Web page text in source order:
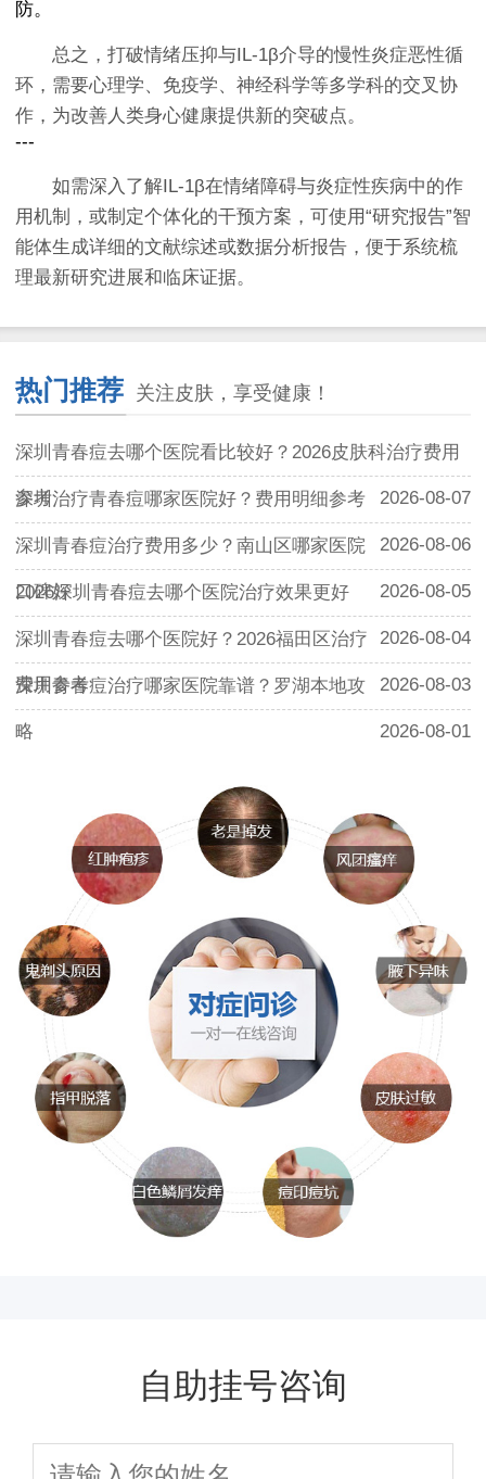
防。
总之，打破情绪压抑与IL-1β介导的慢性炎症恶性循
环，需要心理学、免疫学、神经科学等多学科的交叉协
作，为改善人类身心健康提供新的突破点。
---
如需深入了解IL-1β在情绪障碍与炎症性疾病中的作
用机制，或制定个体化的干预方案，可使用“研究报告”智
能体生成详细的文献综述或数据分析报告，便于系统梳
理最新研究进展和临床证据。
热门推荐 关注皮肤，享受健康！
深圳青春痘去哪个医院看比较好？2026皮肤科治疗费用
参考 2026-08-07
深圳治疗青春痘哪家医院好？费用明细参考
2026-08-06
深圳青春痘治疗费用多少？南山区哪家医院
口碑好 2026-08-05
2026深圳青春痘去哪个医院治疗效果更好
2026-08-04
深圳青春痘去哪个医院好？2026福田区治疗
费用参考 2026-08-03
深圳青春痘治疗哪家医院靠谱？罗湖本地攻
略 2026-08-01
自助挂号咨询